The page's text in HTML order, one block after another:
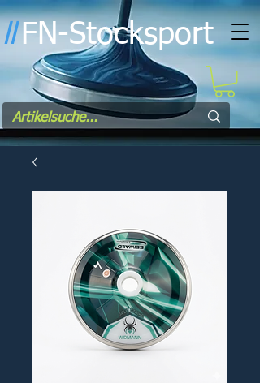
ll FN-Stocksport